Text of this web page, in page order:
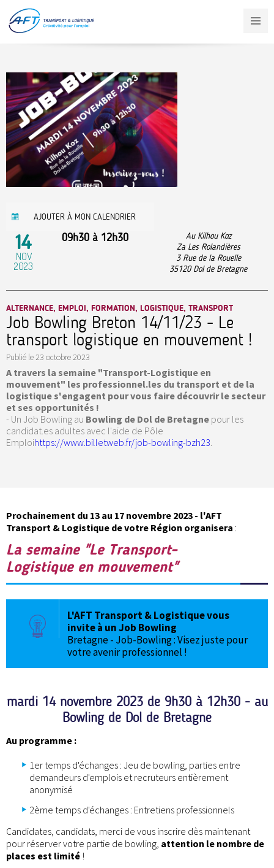
contenu
principal
AJOUTER À MON CALENDRIER
14
NOV
2023
09h30 à 12h30
Au Kilhou Koz
Za Les Rolandières
3 Rue de la Rouelle
35120 Dol de Bretagne
ALTERNANCE, EMPLOI, FORMATION, LOGISTIQUE, TRANSPORT
Job Bowling Breton 14/11/23 - Le
transport logistique en mouvement !
Publié le 23 octobre 2023
A travers la semaine "Transport-Logistique en
mouvement" les professionnel.les du transport et de la
logistique s'engagent pour vous faire découvrir le secteur
et ses opportunités !
- Un Job Bowling au Bowling de Dol de Bretagne pour les
candidat.es adultes avec l'aide de Pôle
Emploihttps://www.billetweb.fr/job-bowling-bzh23.
Prochainement du 13 au 17 novembre 2023 - l'AFT
Transport & Logistique de votre Région organisera :
La semaine "Le Transport-
Logistique en mouvement"
L'AFT Transport & Logistique vous
invite à un Job Bowling
Bretagne - Job-Bowling : Visez juste pour
votre avenir professionnel !
mardi 14 novembre 2023 de 9h30 à 12h30 - au
Bowling de Dol de Bretagne
Au programme :
1er temps d'échanges : Jeu de bowling, parties entre
demandeurs d'emplois et recruteurs entièrement
anonymisé
2ème temps d'échanges : Entretiens professionnels
Candidates, candidats, merci de vous inscrire dès maintenant
pour réserver votre partie de bowling, attention le nombre de
places est limité !